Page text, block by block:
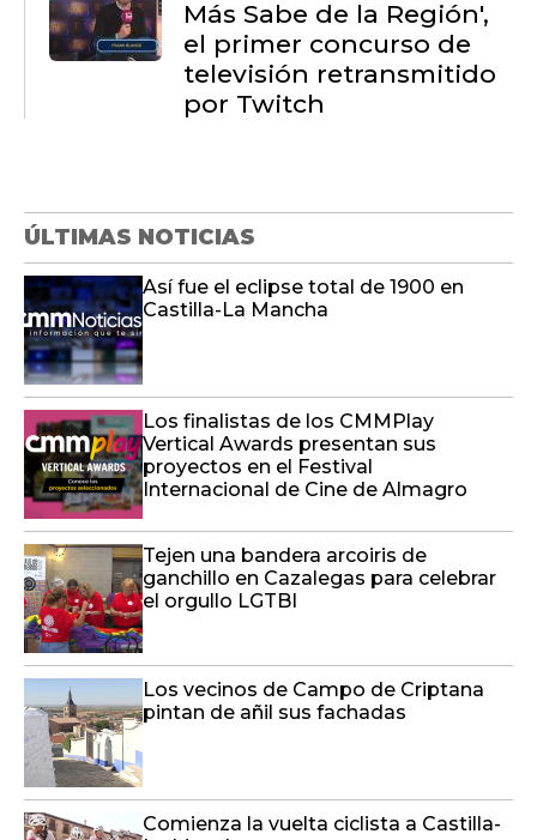
ÚLTIMAS NOTICIAS
Los finalistas de los CMMPlay
Vertical Awards presentan sus
Tejen una bandera arcoiris de
ganchillo en Cazalegas para celebrar
el orgullo LGTBI
Los vecinos de Campo de Criptana
pintan de añil sus fachadas
Comienza la vuelta ciclista a Castilla-
La Mancha